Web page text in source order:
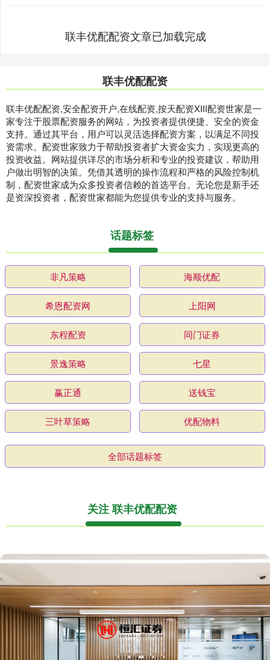
联丰优配配资文章已加载完成
联丰优配配资
联丰优配配资,安全配资开户,在线配资,按天配资XIII‌配资世家是一
家专注于股票配资服务的网站，为投资者提供便捷、安全的资金
支持。通过其平台，用户可以灵活选择配资方案，以满足不同投
资需求。配资世家致力于帮助投资者扩大资金实力，实现更高的
投资收益。网站提供详尽的市场分析和专业的投资建议，帮助用
户做出明智的决策。凭借其透明的操作流程和严格的风险控制机
制，配资世家成为众多投资者信赖的首选平台。无论您是新手还
是资深投资者，配资世家都能为您提供专业的支持与服务。
话题标签
非凡策略 海顺优配
希恩配资网 上阳网
东程配资 同门证券
景逸策略 七星
赢正通 送钱宝
三叶草策略 优配物料
全部话题标签
关注 联丰优配配资